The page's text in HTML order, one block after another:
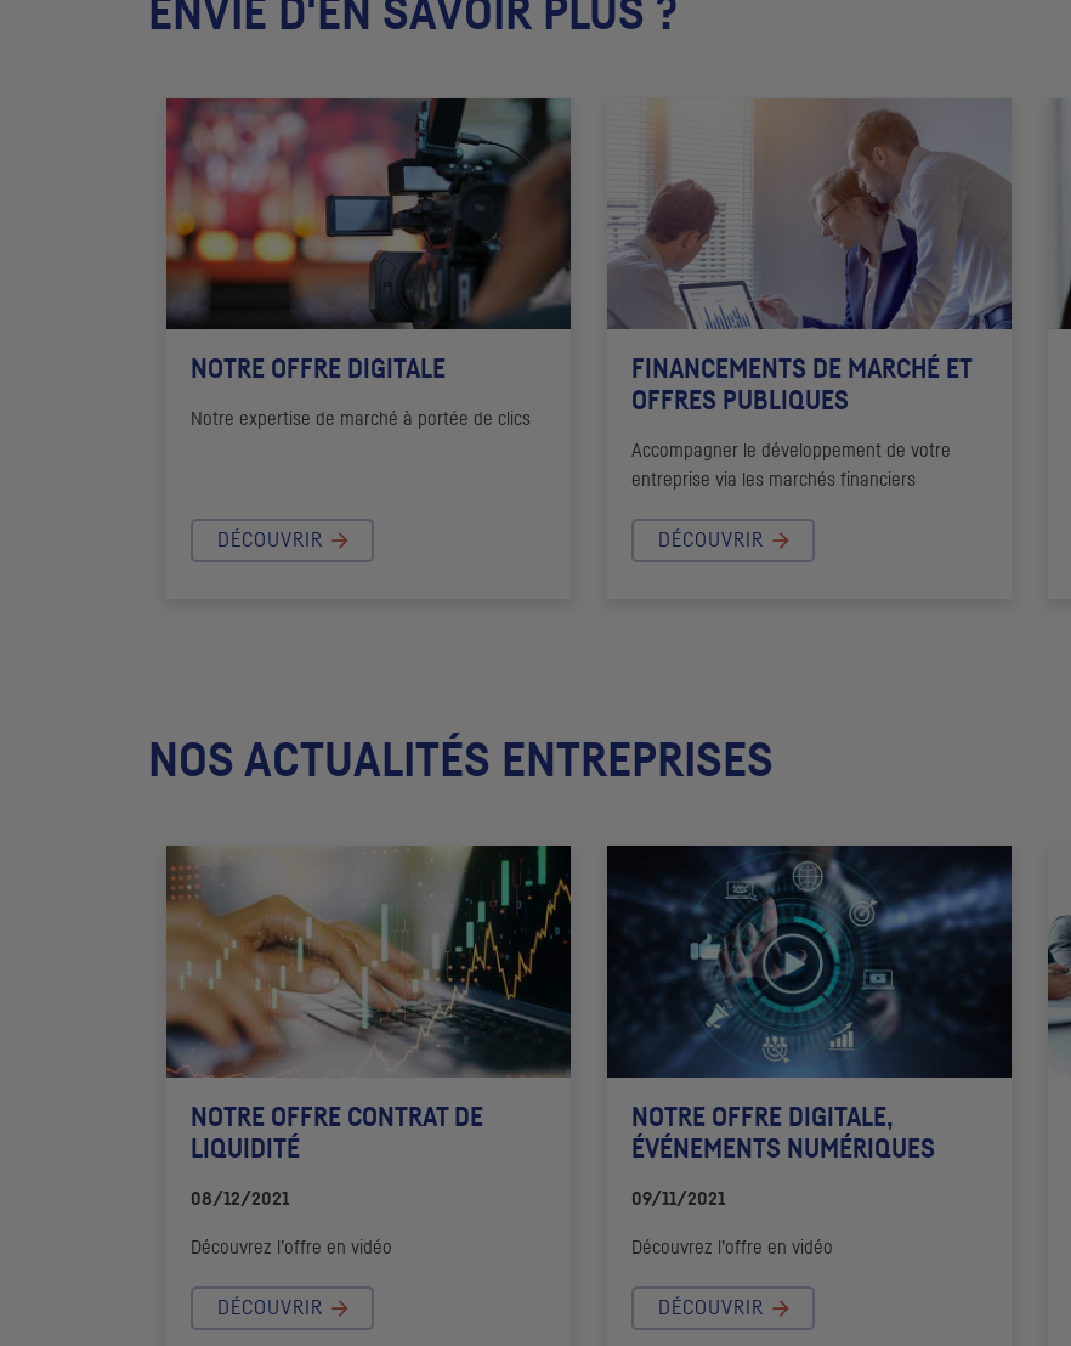
ENVIE D'EN SAVOIR PLUS ?
NOTRE OFFRE DIGITALE
Notre expertise de marché à portée de clics
DÉCOUVRIR
FINANCEMENTS DE MARCHÉ ET
OFFRES PUBLIQUES
Accompagner le développement de votre
entreprise via les marchés financiers
DÉCOUVRIR
NOS ACTUALITÉS ENTREPRISES
NOTRE OFFRE CONTRAT DE
LIQUIDITÉ
08/12/2021
Découvrez l’offre en vidéo
DÉCOUVRIR
NOTRE OFFRE DIGITALE,
ÉVÉNEMENTS NUMÉRIQUES
09/11/2021
Découvrez l’offre en vidéo
DÉCOUVRIR